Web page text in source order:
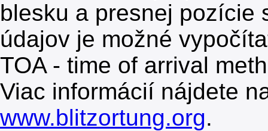
blesku a presnej pozície
údajov je možné
TOA - time of arrival
Viac informácií nájdete
www.blitzortung.org.